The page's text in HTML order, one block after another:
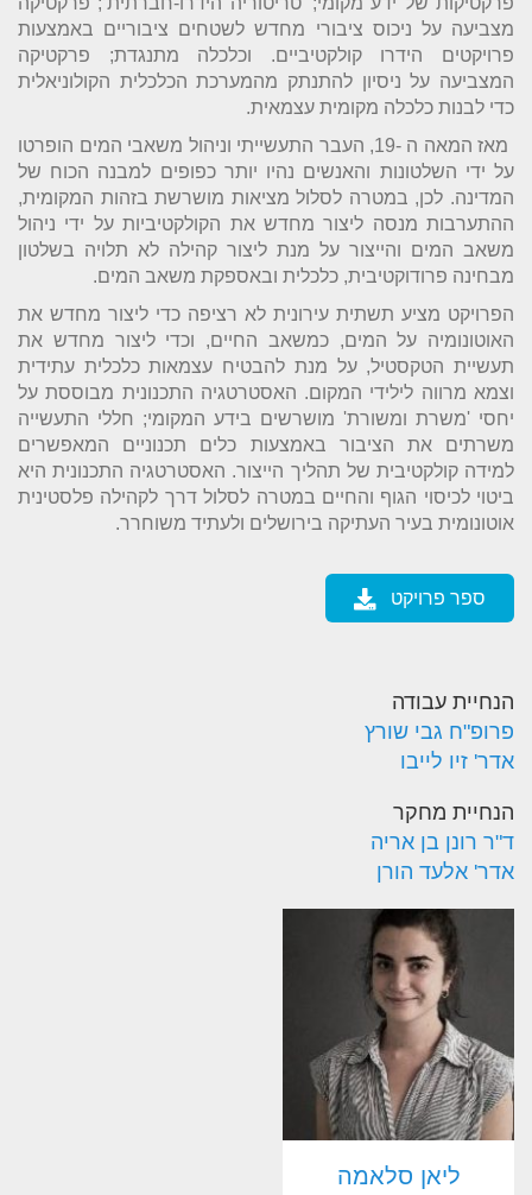
מצביעה על ניכוס ציבורי מחדש לשטחים ציבוריים באמצעות
פרויקטים הידרו קולקטיביים. וכלכלה מתנגדת; פרקטיקה
המצביעה על ניסיון להתנתק מהמערכת הכלכלית הקולוניאלית
כדי לבנות כלכלה מקומית עצמאית.
מאז המאה ה -19, העבר התעשייתי וניהול משאבי המים הופרטו
על ידי השלטונות והאנשים נהיו יותר כפופים למבנה הכוח של
המדינה. לכן, במטרה לסלול מציאות מושרשת בזהות המקומית,
ההתערבות מנסה ליצור מחדש את הקולקטיביות על ידי ניהול
משאב המים והייצור על מנת ליצור קהילה לא תלויה בשלטון
מבחינה פרודוקטיבית, כלכלית ובאספקת משאב המים.
הפרויקט מציע תשתית עירונית לא רציפה כדי ליצור מחדש את
האוטונומיה על המים, כמשאב החיים, וכדי ליצור מחדש את
תעשיית הטקסטיל, על מנת להבטיח עצמאות כלכלית עתידית
וצמא מרווה לילידי המקום. האסטרטגיה התכנונית מבוססת על
יחסי 'משרת ומשורת' מושרשים בידע המקומי; חללי התעשייה
משרתים את הציבור באמצעות כלים תכנוניים המאפשרים
למידה קולקטיבית של תהליך הייצור. האסטרטגיה התכנונית היא
ביטוי לכיסוי הגוף והחיים במטרה לסלול דרך לקהילה פלסטינית
אוטונומית בעיר העתיקה בירושלים ולעתיד משוחרר.
ספר פרויקט
הנחיית עבודה
פרופ"ח גבי שורץ
אדר' זיו לייבו
הנחיית מחקר
ד"ר רונן בן אריה
אדר' אלעד הורן
ליאן סלאמה